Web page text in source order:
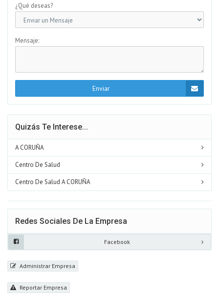
¿Qué deseas?
Mensaje:
Enviar
Quizás Te Interese...
A CORUÑA
Centro De Salud
Centro De Salud A CORUÑA
Redes Sociales De La Empresa
Facebook
Administrar Empresa
Reportar Empresa